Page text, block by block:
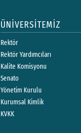
ÜNİVERSİTEMİZ
Rektör
Rektör Yardımcıları
Kalite Komisyonu
Senato
Yönetim Kurulu
Kurumsal Kimlik
KVKK